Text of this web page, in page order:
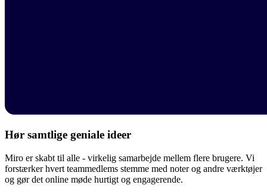
Hør samtlige geniale ideer
Miro er skabt til alle - virkelig samarbejde mellem flere brugere. Vi
forstærker hvert teammedlems stemme med noter og andre værktøjer
og gør det online møde hurtigt og engagerende.